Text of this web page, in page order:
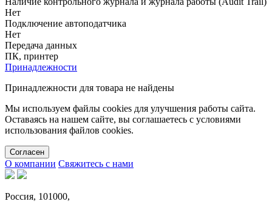
Нет
Подключение автоподатчика
Нет
Передача данных
ПК, принтер
Принадлежности
Принадлежности для товара не найдены
Мы используем файлы cookies для улучшения работы сайта.
Оставаясь на нашем сайте, вы соглашаетесь с условиями
использования файлов cookies.
Cогласен
О компании Свяжитесь с нами
Россия, 101000,